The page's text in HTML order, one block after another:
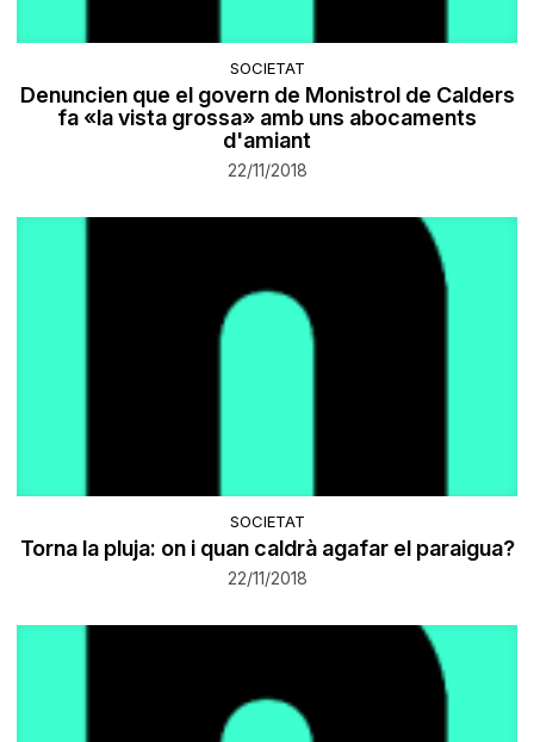
SOCIETAT
Denuncien que el govern de Monistrol de Calders
fa «la vista grossa» amb uns abocaments
d'amiant
22/11/2018
SOCIETAT
Torna la pluja: on i quan caldrà agafar el paraigua?
22/11/2018